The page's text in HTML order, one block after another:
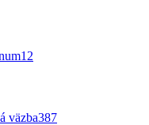
12
väzba387